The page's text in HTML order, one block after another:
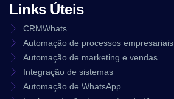
Links Úteis
CRMWhats
Automação de processos empresariais
Automação de marketing e vendas
Integração de sistemas
Automação de WhatsApp